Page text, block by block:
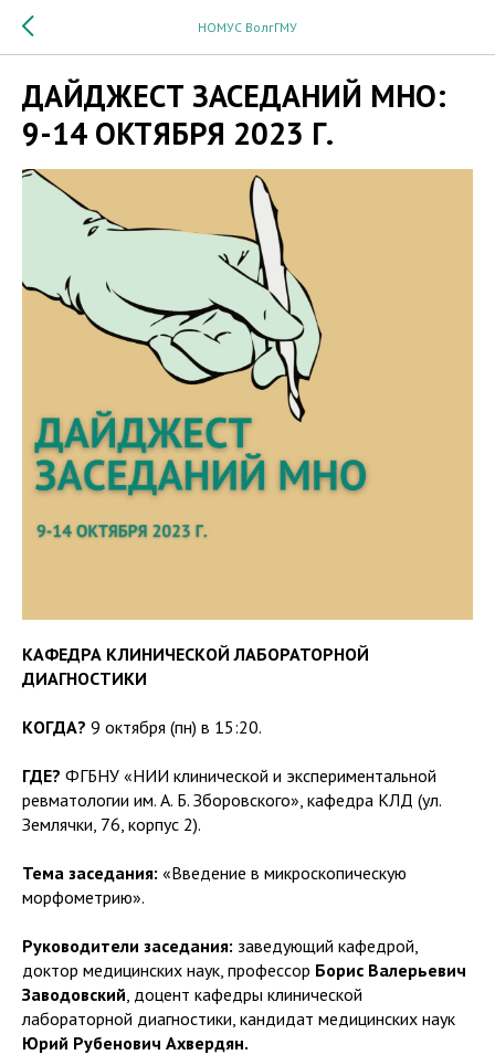
НОМУС ВолгГМУ
ДАЙДЖЕСТ ЗАСЕДАНИЙ МНО:
9-14 ОКТЯБРЯ 2023 Г.
КАФЕДРА КЛИНИЧЕСКОЙ ЛАБОРАТОРНОЙ
ДИАГНОСТИКИ
КОГДА? 9 октября (пн) в 15:20.
ГДЕ? ФГБНУ «НИИ клинической и экспериментальной
ревматологии им. А. Б. Зборовского», кафедра КЛД (ул.
Землячки, 76, корпус 2).
Тема заседания: «Введение в микроскопическую
морфометрию».
Руководители заседания: заведующий кафедрой,
доктор медицинских наук, профессор Борис Валерьевич
Заводовский , доцент кафедры клинической
лабораторной диагностики, кандидат медицинских наук
Юрий Рубенович Ахвердян.